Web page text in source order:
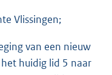
Vlissingen;
van een nieuw
huidig lid 5 naar